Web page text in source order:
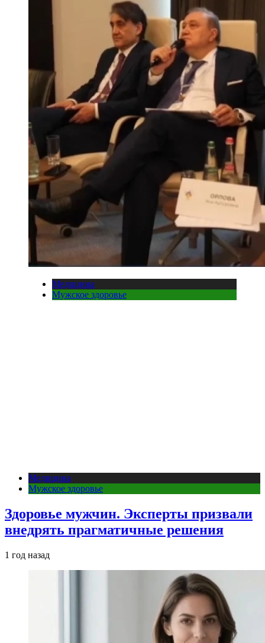
Медицина
Мужское здоровье
Медицина
Мужское здоровье
Здоровье мужчин. Эксперты призвали
внедрять прагматичные решения
1 год назад